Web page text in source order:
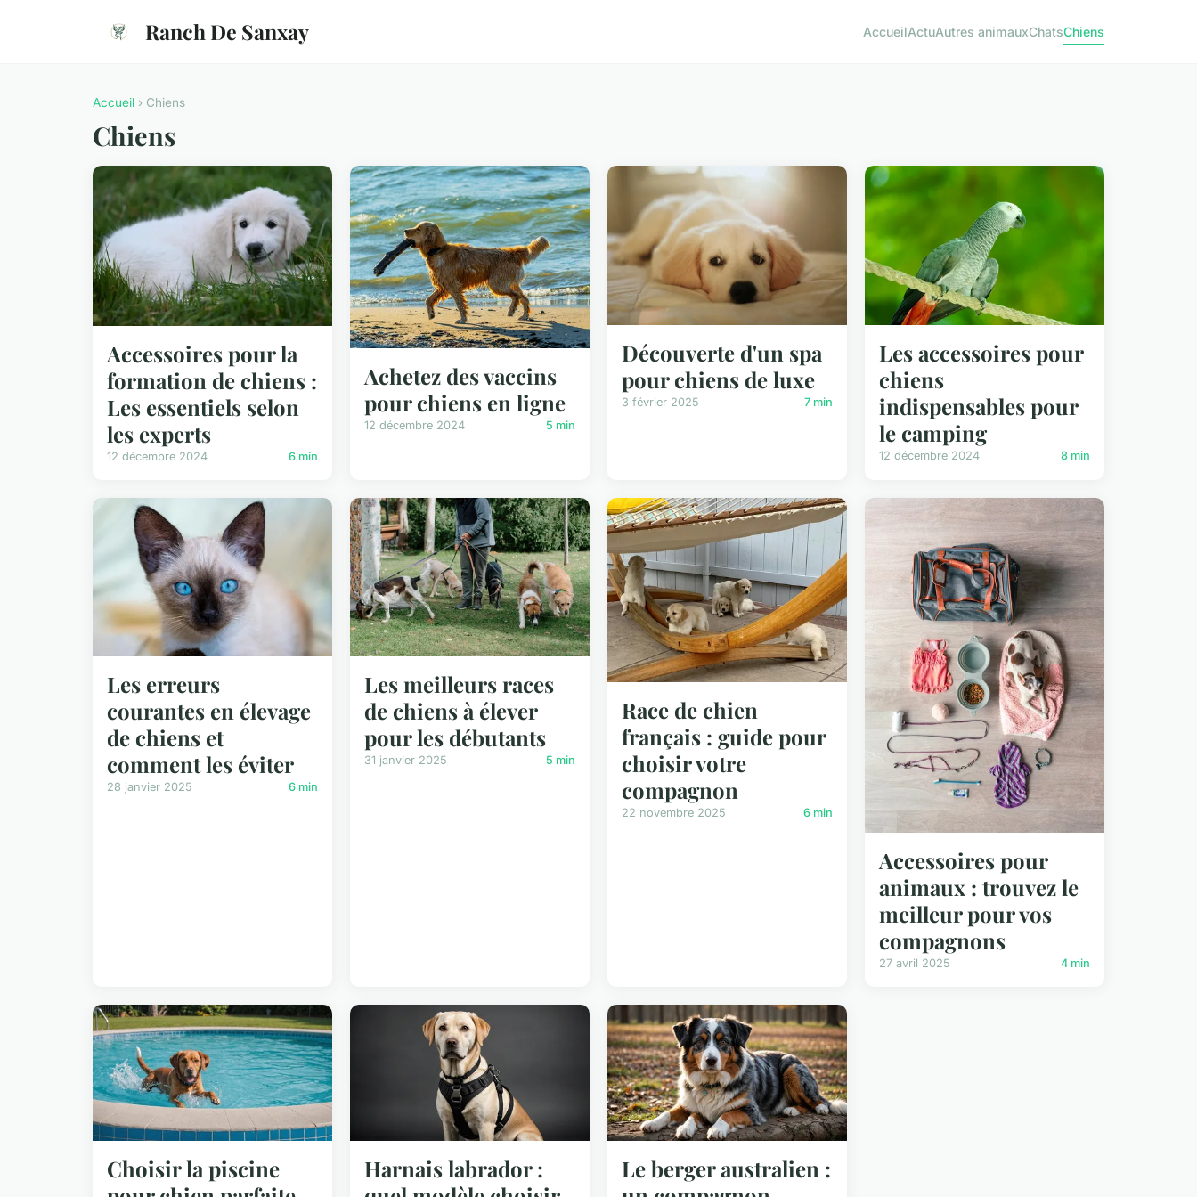
Ranch De Sanxay AccueilActuAutres animauxChatsChiens
Accueil › Chiens
Chiens
Accessoires pour la
formation de chiens :
Les essentiels selon
les experts
12 décembre 2024 6 min
Achetez des vaccins
pour chiens en ligne
12 décembre 2024 5 min
Découverte d'un spa
pour chiens de luxe
3 février 2025 7 min
Les accessoires pour
chiens
indispensables pour
le camping
12 décembre 2024 8 min
Les erreurs
courantes en élevage
de chiens et
comment les éviter
28 janvier 2025 6 min
Les meilleurs races
de chiens à élever
pour les débutants
31 janvier 2025 5 min
Race de chien
français : guide pour
choisir votre
compagnon
22 novembre 2025 6 min
Accessoires pour
animaux : trouvez le
meilleur pour vos
compagnons
27 avril 2025 4 min
Choisir la piscine
Harnais labrador :
Le berger australien :